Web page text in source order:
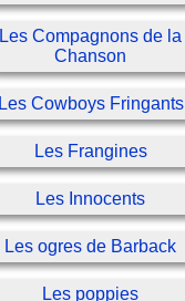
Les Compagnons de la
Chanson
Les Cowboys Fringants
Les Frangines
Les Innocents
Les ogres de Barback
Les poppies